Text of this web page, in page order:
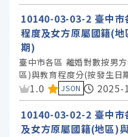
10140-03-03-2 臺中市
程度及女方原屬國籍(
期)
臺中市各區 離婚對數按男
區)與教育程度分(按發生日
資料集評分：
1.0 JSON
2025-
10140-03-02-2 臺中市
及女方原屬國籍(地區)